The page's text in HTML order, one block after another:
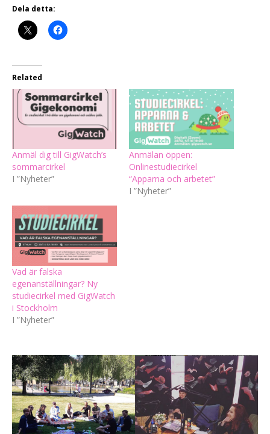
Dela detta:
Related
Anmäl dig till GigWatch’s
sommarcirkel
I ”Nyheter”
Anmälan öppen:
Onlinestudiecirkel
“Apparna och arbetet”
I ”Nyheter”
Vad är falska
egenanställningar? Ny
studiecirkel med GigWatch
i Stockholm
I ”Nyheter”